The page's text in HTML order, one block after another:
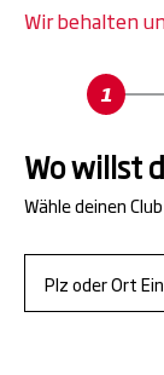
Wir behalten
Wo willst
Wähle deinen